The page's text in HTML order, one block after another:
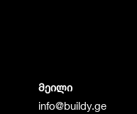
მეილი
info@buildy.ge